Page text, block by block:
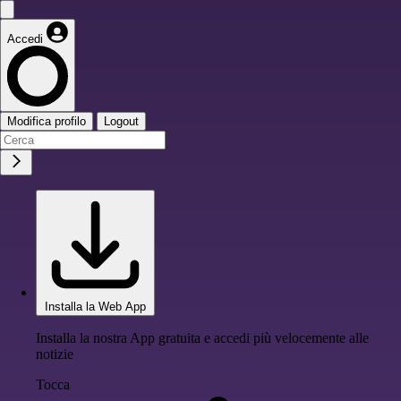
Accedi
Modifica profilo Logout
Installa la Web App
Installa la nostra App gratuita e accedi più velocemente alle
notizie
Tocca